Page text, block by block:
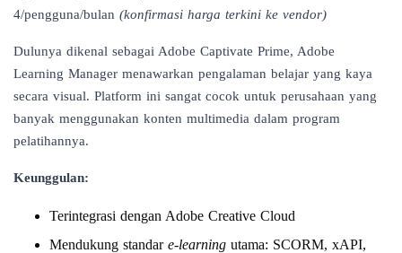
4/pengguna/bulan (konfirmasi harga terkini ke vendor)
Dulunya dikenal sebagai Adobe Captivate Prime, Adobe
Learning Manager menawarkan pengalaman belajar yang kaya
secara visual. Platform ini sangat cocok untuk perusahaan yang
banyak menggunakan konten multimedia dalam program
pelatihannya.
Keunggulan:
Terintegrasi dengan Adobe Creative Cloud
Mendukung standar e-learning utama: SCORM, xAPI,